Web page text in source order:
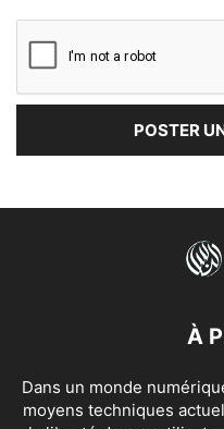
À
Dans un monde
moyens techniques